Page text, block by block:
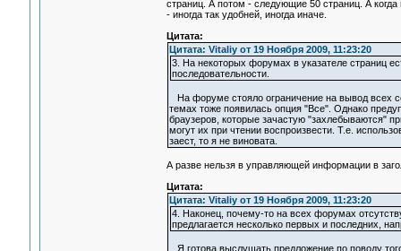
страниц. А потом - следующие 50 страниц. А
- иногда так удобней, иногда иначе.
Цитата:
Цитата: Vitaliy от 19 Ноября 2009, 11:23:20
3. На некоторых форумах в указателе страниц
последовательности.
На форуме стояло ограничение на вывод всех
темах тоже появилась опция "Все". Однако
браузеров, которые зачастую "захлебываются"
могут их при чтении воспроизвести. Т.е.
заест, то я не виновата.
А разве нельзя в управляющей информации в
Цитата:
Цитата: Vitaliy от 19 Ноября 2009, 11:23:20
4. Наконец, почему-то на всех форумах
предлагается несколько первых и последних,
Я готова выслушать предложение по поводу